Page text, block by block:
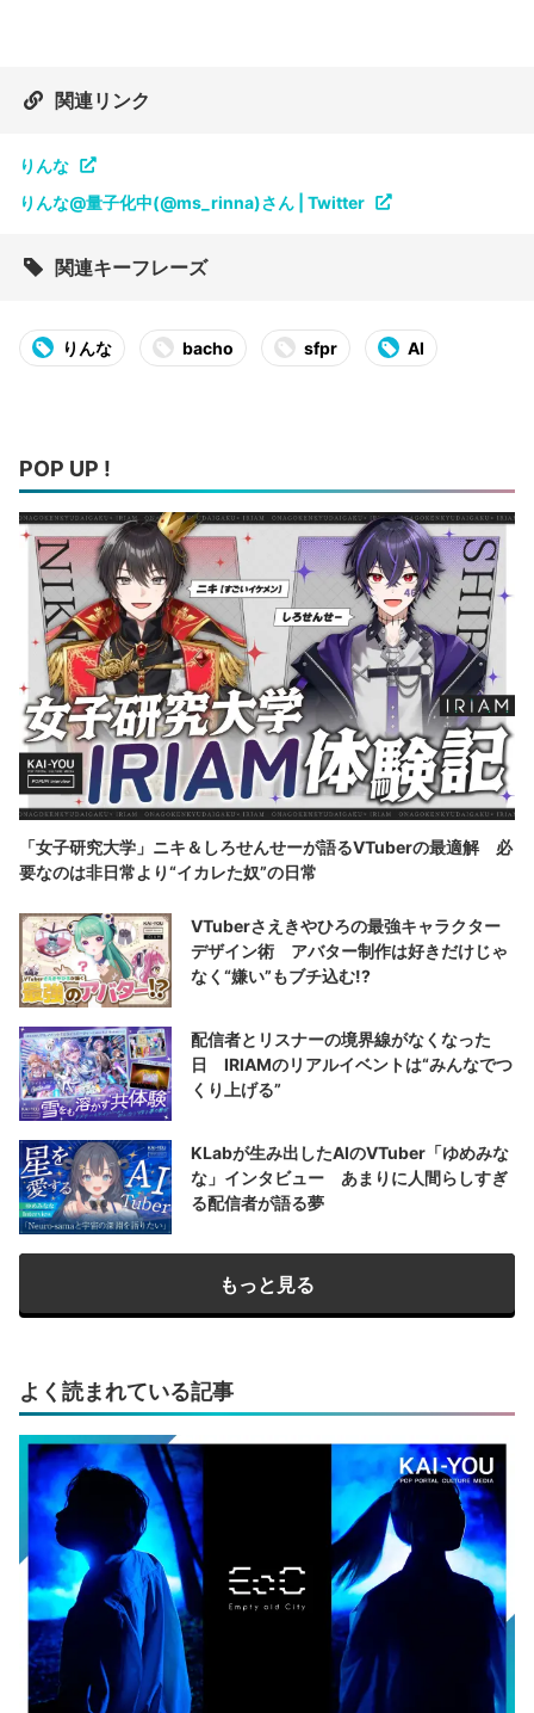
関連リンク
りんな
りんな@量子化中(@ms_rinna)さん | Twitter
関連キーフレーズ
りんな bacho sfpr AI
POP UP !
「女子研究大学」ニキ＆しろせんせーが語るVTuberの最適解 必
要なのは非日常より“イカレた奴”の日常
VTuberさえきやひろの最強キャラクター
デザイン術 アバター制作は好きだけじゃ
なく“嫌い”もブチ込む!?
配信者とリスナーの境界線がなくなった
日 IRIAMのリアルイベントは“みんなでつ
くり上げる”
KLabが生み出したAIのVTuber「ゆめみな
な」インタビュー あまりに人間らしすぎ
る配信者が語る夢
もっと見る
よく読まれている記事